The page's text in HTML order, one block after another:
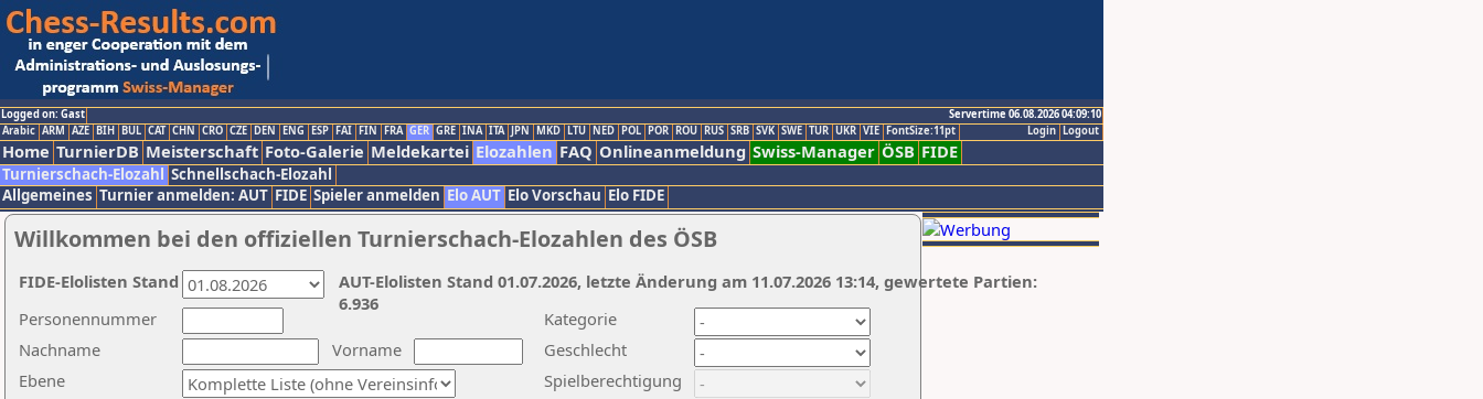
Logged on: Gast
Servertime 06.08.2026 04:09:10
Logout
Login
Arabic ARM AZE BIH BUL CAT CHN CRO CZE DEN ENG ESP FAI FIN FRA GER GRE INA ITA JPN MKD LTU NED POL POR ROU RUS SRB SVK SWE TUR UKR VIE FontSize:11pt
Home TurnierDB Meisterschaft Foto-Galerie Meldekartei Elozahlen FAQ Onlineanmeldung Swiss-Manager ÖSB FIDE
Turnierschach-Elozahl Schnellschach-Elozahl
Allgemeines Turnier anmelden: AUT FIDE Spieler anmelden Elo AUT Elo Vorschau Elo FIDE
Willkommen bei den offiziellen Turnierschach-Elozahlen des ÖSB
Nachname
Vorname
Ebene
Kategorie
Personennummer
Geschlecht
Spielberechtigung
AUT-Elolisten Stand 01.07.2026, letzte Änderung am 11.07.2026 13:14, gewertete Partien:
6.936
FIDE-Elolisten Stand